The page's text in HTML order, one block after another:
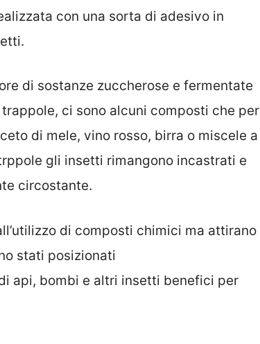
con una sorta di adesivo in
di sostanze zuccherose e fermentate
ci sono alcuni composti che per
di mele, vino rosso, birra o miscele a
gli insetti rimangono incastrati e
circostante.
di composti chimici ma attirano
stati posizionati
api, bombi e altri insetti benefici per